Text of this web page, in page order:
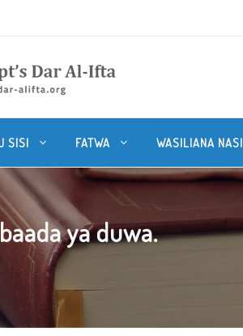
SISI FATWA WASILIANA NASI
ya duwa.